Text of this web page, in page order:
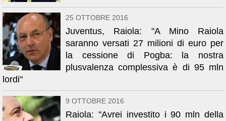
25 OTTOBRE 2016
Juventus, Raiola: "A Mino Raiola
saranno versati 27 milioni di euro per
la cessione di Pogba: la nostra
plusvalenza complessiva è di 95 mln
lordi"
9 OTTOBRE 2016
Raiola: "Avrei investito i 90 mln della